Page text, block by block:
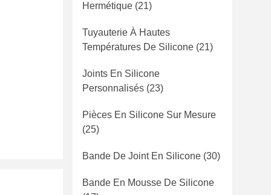
Hermétique (21)
Tuyauterie À Hautes
Températures De Silicone (21)
Joints En Silicone
Personnalisés (23)
Pièces En Silicone Sur Mesure
(25)
Bande De Joint En Silicone (30)
Bande En Mousse De Silicone